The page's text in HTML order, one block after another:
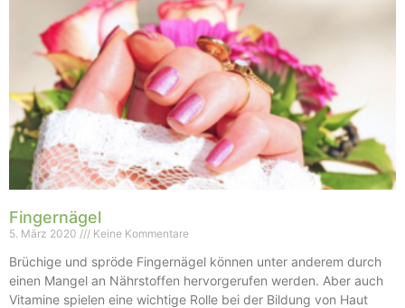
Fingernägel
5. März 2020 Keine Kommentare
Brüchige und spröde Fingernägel können unter anderem durch
einen Mangel an Nährstoffen hervorgerufen werden. Aber auch
Vitamine spielen eine wichtige Rolle bei der Bildung von Haut